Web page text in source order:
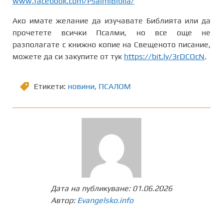
Ако имате желание да изучавате Библията или да
прочетете всички Псалми, но все още не
разполагате с книжно копие на Свещеното писание,
можете да си закупите от тук https://bit.ly/3rDCOcN.
Етикети: новини, ПСАЛОМ
Дата на публикуване: 01.06.2026
Автор: Evangelsko.info